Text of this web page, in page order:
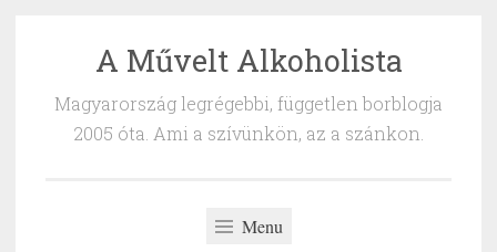
content
A Művelt Alkoholista
Magyarország legrégebbi, független borblogja
2005 óta. Ami a szívünkön, az a szánkon.
Menu